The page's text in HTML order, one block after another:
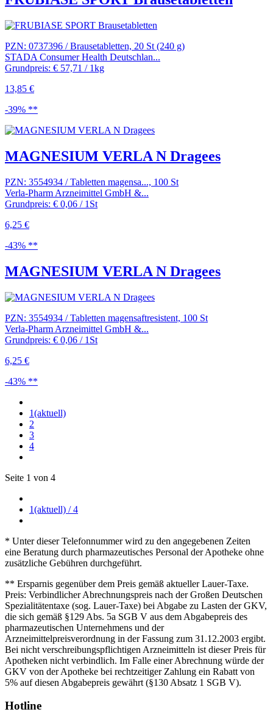
PZN: 0737396 / Brausetabletten, 20 St (240 g)
STADA Consumer Health Deutschlan...
Grundpreis: € 57,71 / 1kg
13,85 €
-39% **
MAGNESIUM VERLA N Dragees
PZN: 3554934 / Tabletten magensa..., 100 St
Verla-Pharm Arzneimittel GmbH &...
Grundpreis: € 0,06 / 1St
6,25 €
-43% **
MAGNESIUM VERLA N Dragees
PZN: 3554934 / Tabletten magensaftresistent, 100 St
Verla-Pharm Arzneimittel GmbH &...
Grundpreis: € 0,06 / 1St
6,25 €
-43% **
1(aktuell)
2
3
4
Seite 1 von 4
1(aktuell) / 4
* Unter dieser Telefonnummer wird zu den angegebenen Zeiten
eine Beratung durch pharmazeutisches Personal der Apotheke ohne
zusätzliche Gebühren durchgeführt.
** Ersparnis gegenüber dem Preis gemäß aktueller Lauer-Taxe.
Preis: Verbindlicher Abrechnungspreis nach der Großen Deutschen
Spezialitätentaxe (sog. Lauer-Taxe) bei Abgabe zu Lasten der GKV,
die sich gemäß §129 Abs. 5a SGB V aus dem Abgabepreis des
pharmazeutischen Unternehmens und der
Arzneimittelpreisverordnung in der Fassung zum 31.12.2003 ergibt.
Bei nicht verschreibungspflichtigen Arzneimitteln ist dieser Preis für
Apotheken nicht verbindlich. Im Falle einer Abrechnung würde der
GKV von der Apotheke bei rechtzeitiger Zahlung ein Rabatt von
5% auf diesen Abgabepreis gewährt (§130 Absatz 1 SGB V).
Hotline